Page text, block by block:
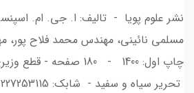
نشر علوم پویا - تالیف: ا. جی. ام.
مسلمی نائینی، مهندس محمد فلاح پور،
چاپ اول: 1400 - 180
تحریر سیاه و سفید - شابک: 9786227253115